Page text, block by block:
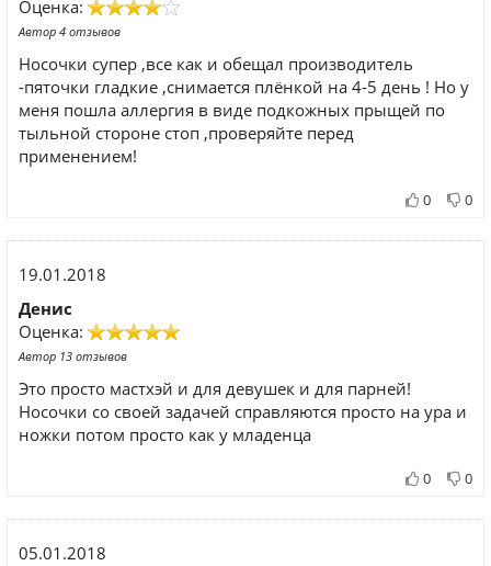
Оценка:
Автор 4 отзывов
Носочки супер ,все как и обещал производитель
-пяточки гладкие ,снимается плёнкой на 4-5 день ! Но у
меня пошла аллергия в виде подкожных прыщей по
тыльной стороне стоп ,проверяйте перед
применением!
0 0
19.01.2018
Денис
Оценка:
Автор 13 отзывов
Это просто мастхэй и для девушек и для парней!
Носочки со своей задачей справляются просто на ура и
ножки потом просто как у младенца
0 0
05.01.2018